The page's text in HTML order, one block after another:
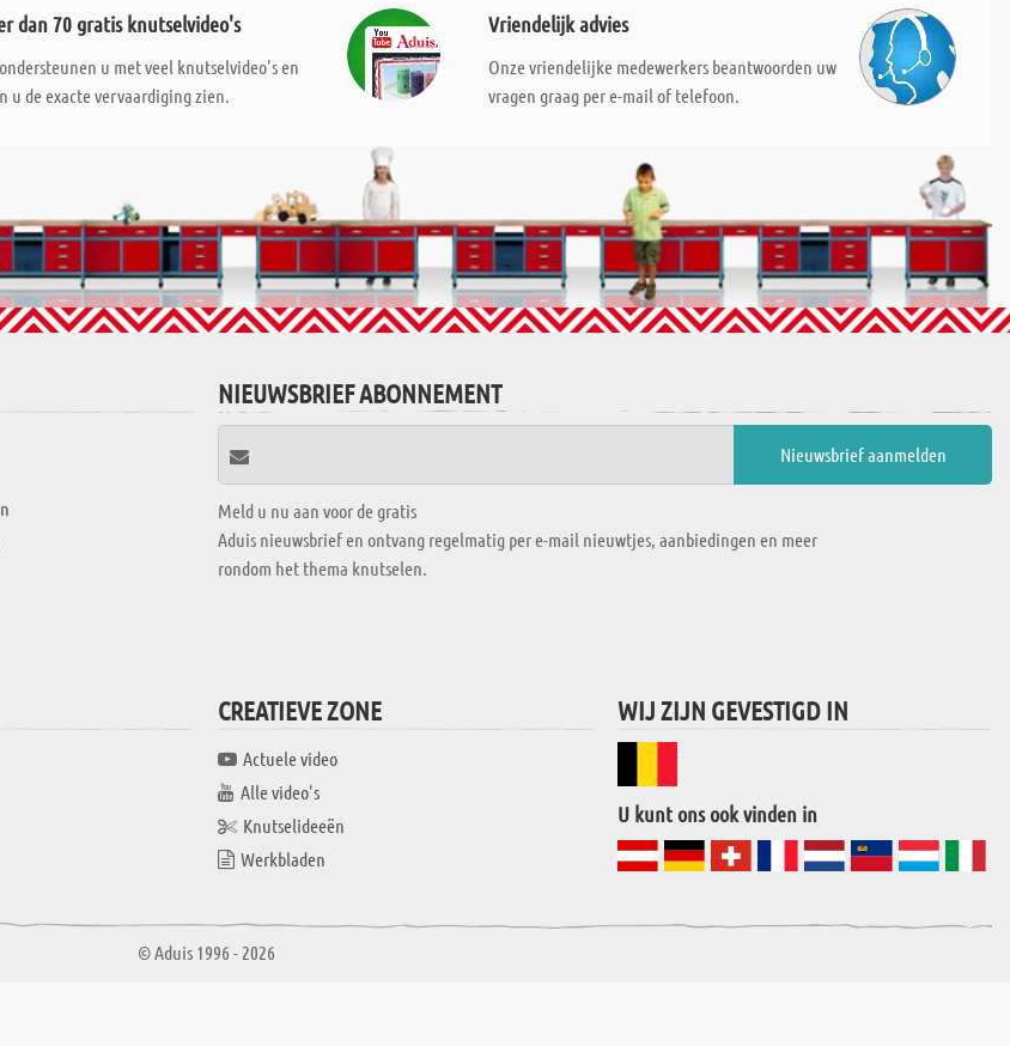
dan 70 gratis knutselvideo's
u met veel knutselvideo's en
u de exacte vervaardiging zien.
Vriendelijk advies
Onze vriendelijke medewerkers beantwoorden uw
vragen graag per e-mail of telefoon.
NIEUWSBRIEF ABONNEMENT
Meld u nu aan voor de gratis
Aduis nieuwsbrief en ontvang regelmatig per e-mail nieuwtjes, aanbiedingen en meer
rondom het thema knutselen.
CREATIEVE ZONE
Actuele video
Alle video's
Knutselideeën
Werkbladen
WIJ ZIJN GEVESTIGD IN
U kunt ons ook vinden in
© Aduis 1996 - 2026